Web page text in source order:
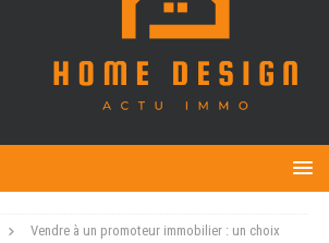
Vendre à un promoteur immobilier : un choix